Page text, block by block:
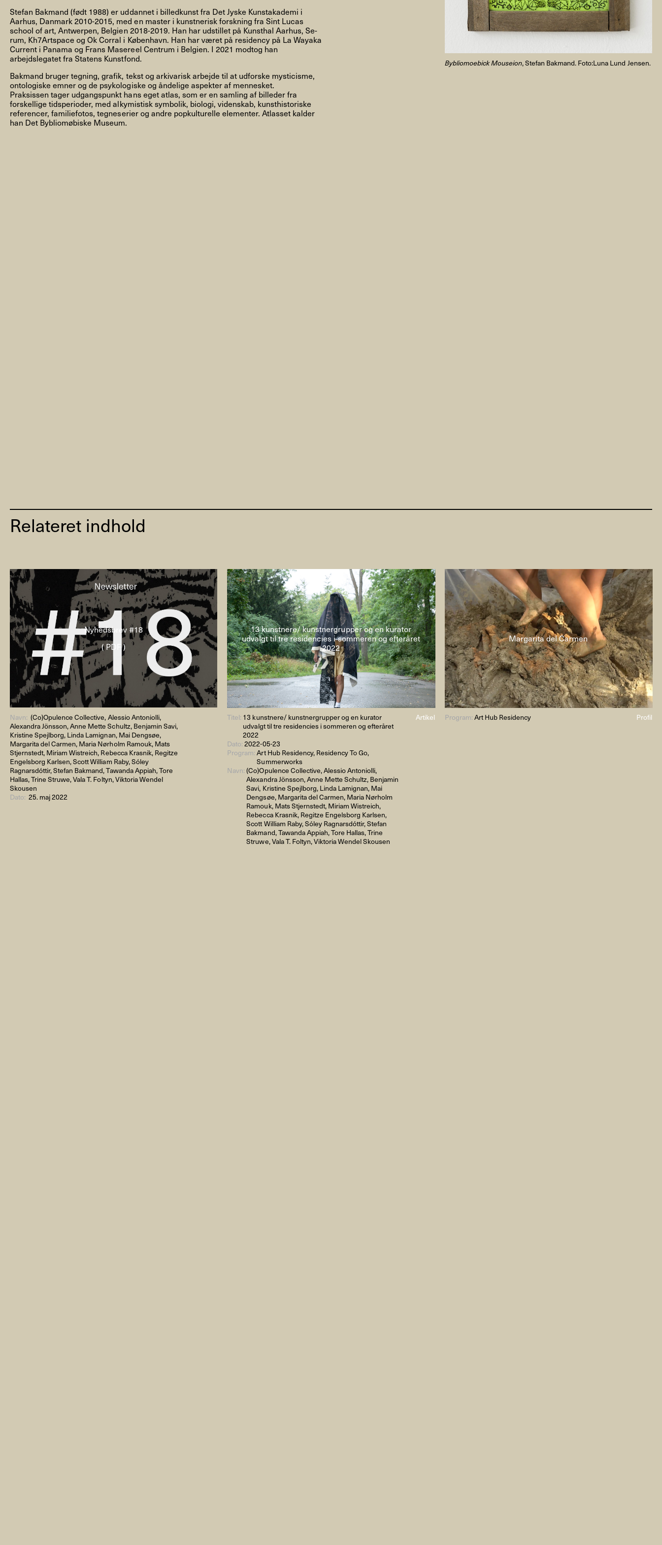
NYHEDSBREV
THORAVEJ 29, 2400 KØBENHAVN NV, DANMARK INFO@ARTHUBCOPENHAGEN.DK
Stefan Bakmand (født 1988) er uddannet i billedkunst fra Det Jyske Kunstakademi i
Aarhus, Danmark 2010-2015, med en master i kunstnerisk forskning fra Sint Lucas
school of art, Antwerpen, Belgien 2018-2019. Han har udstillet på Kunsthal Aarhus, Se-
rum, Kh7Artspace og Ok Corral i København. Han har været på residency på La Wayaka
Current i Panama og Frans Masereel Centrum i Belgien. I 2021 modtog han
arbejdslegatet fra Statens Kunstfond.
Bakmand bruger tegning, grafik, tekst og arkivarisk arbejde til at udforske mysticisme,
ontologiske emner og de psykologiske og åndelige aspekter af mennesket.
Praksissen tager udgangspunkt hans eget atlas, som er en samling af billeder fra
forskellige tidsperioder, med alkymistisk symbolik, biologi, videnskab, kunsthistoriske
referencer, familiefotos, tegneserier og andre popkulturelle elementer. Atlasset kalder
han Det Bybliomøbiske Museum.
Bybliomoebick Mouseion, Stefan Bakmand. Foto:Luna Lund Jensen.
Relateret indhold
Nyhedsbrev #18
( PDF )
Navn:(Co)Opulence Collective, Alessio Antoniolli,
Alexandra Jönsson, Anne Mette Schultz, Benjamin Savi,
Kristine Spejlborg, Linda Lamignan, Mai Dengsøe,
Margarita del Carmen, Maria Nørholm Ramouk, Mats
Stjernstedt, Miriam Wistreich, Rebecca Krasnik, Regitze
Engelsborg Karlsen, Scott William Raby, Sóley
Ragnarsdóttir, Stefan Bakmand, Tawanda Appiah, Tore
Hallas, Trine Struwe, Vala T. Foltyn, Viktoria Wendel
Skousen
Dato:25. maj 2022
13 kunstnere/ kunstnergrupper og en kurator
udvalgt til tre residencies i sommeren og efteråret
2022
Artikel
Titel: 13 kunstnere/ kunstnergrupper og en kurator
udvalgt til tre residencies i sommeren og efteråret
2022
Dato:2022-05-23
Program:Art Hub Residency, Residency To Go,
Summerworks
Navn:(Co)Opulence Collective, Alessio Antoniolli,
Alexandra Jönsson, Anne Mette Schultz, Benjamin
Savi, Kristine Spejlborg, Linda Lamignan, Mai
Dengsøe, Margarita del Carmen, Maria Nørholm
Ramouk, Mats Stjernstedt, Miriam Wistreich,
Rebecca Krasnik, Regitze Engelsborg Karlsen,
Scott William Raby, Sóley Ragnarsdóttir, Stefan
Bakmand, Tawanda Appiah, Tore Hallas, Trine
Struwe, Vala T. Foltyn, Viktoria Wendel Skousen
Margarita del Carmen
Profil
Program:Art Hub Residency